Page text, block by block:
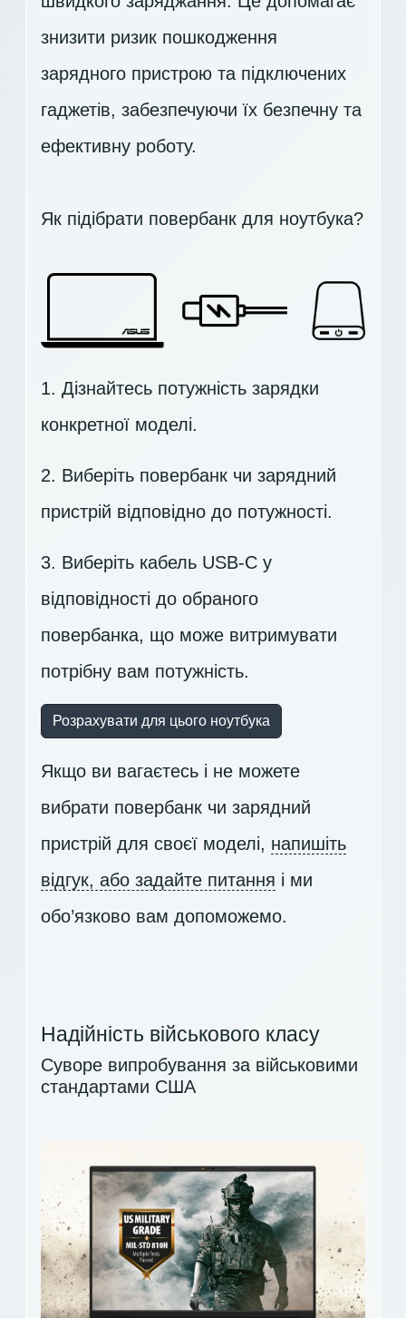
знизити ризик пошкодження
зарядного пристрою та підключених
гаджетів, забезпечуючи їх безпечну та
ефективну роботу.
Як підібрати повербанк для ноутбука?
1. Дізнайтесь потужність зарядки
конкретної моделі.
2. Виберіть повербанк чи зарядний
пристрій відповідно до потужності.
3. Виберіть кабель USB-C у
відповідності до обраного
повербанка, що може витримувати
потрібну вам потужність.
Розрахувати для цього ноутбука
Якщо ви вагаєтесь і не можете
вибрати повербанк чи зарядний
пристрій для своєї моделі, напишіть
відгук, або задайте питання і ми
обо’язково вам допоможемо.
Надійність військового класу
Суворе випробування за військовими
стандартами США